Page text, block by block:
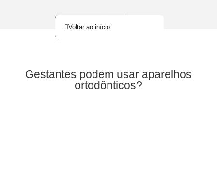
Voltar ao início
Gestantes podem usar aparelhos
ortodônticos?